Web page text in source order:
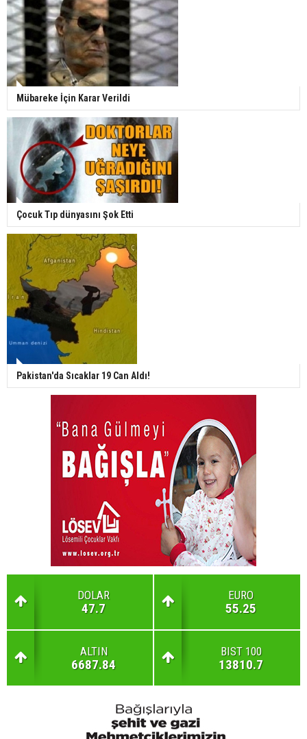
Mübareke İçin Karar Verildi
Çocuk Tıp dünyasını Şok Etti
Pakistan'da Sıcaklar 19 Can Aldı!
DOLAR
47.7
EURO
55.25
ALTIN
6687.84
BIST 100
13810.7